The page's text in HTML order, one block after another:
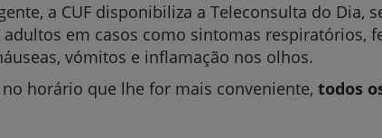
a CUF disponibiliza a Teleconsulta do Dia,
em casos como sintomas respiratórios,
vómitos e inflamação nos olhos.
horário que lhe for mais conveniente, todos